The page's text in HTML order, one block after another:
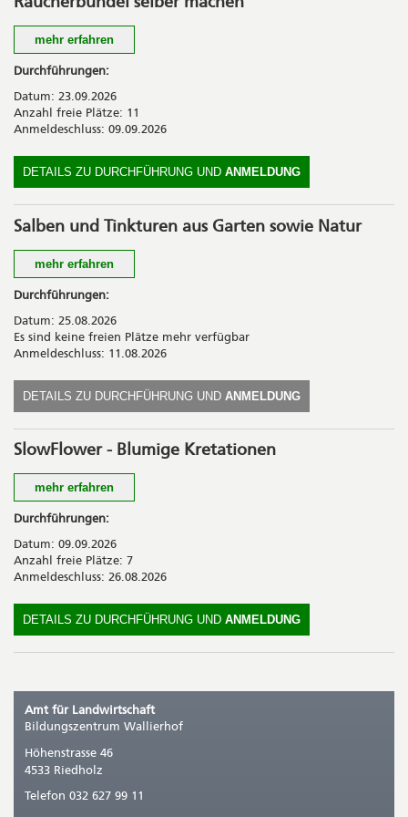
CHF 65.00 inkl. Lebensmittel
mehr erfahren
Der Zauber von Artemesia (Beifuss) – eine kraftvolle
für besondere Momente.
Kosten
CHF 69.00 inkl. Zwischenverpflegung
Durchführungen:
Datum: 23.09.2026
Anzahl freie Plätze: 11
Anmeldeschluss: 09.09.2026
DETAILS ZU DURCHFÜHRUNG UND ANMELDUNG
Salben und Tinkturen aus Garten sowie Natur
mehr erfahren
Entdecken Sie die Kraft heimischer Pflanzen. In diesem
aus Garten sowie Natur wohltuende Salben und Tinkturen
entstehen. Mit einfachen Rezepten und praktischen Tipps stellen
wir gemeinsam natürliche Produkte her.
Kosten
Durchführungen:
Datum: 25.08.2026
Es sind keine freien Plätze mehr verfügbar
Anmeldeschluss: 11.08.2026
DETAILS ZU DURCHFÜHRUNG UND ANMELDUNG
SlowFlower - Blumige Kretationen
mehr erfahren
Sie lernen, wie ein Blumenstrauss aufgebaut und fachgerecht
saisonalen und nachhaltigen Blumenstrauss mit Schnittblumen
aus dem Wallierhof-Garten.
Durchführungen:
Datum: 09.09.2026
Anzahl freie Plätze: 7
Anmeldeschluss: 26.08.2026
DETAILS ZU DURCHFÜHRUNG UND ANMELDUNG
Amt für Landwirtschaft
Bildungszentrum Wallierhof
Höhenstrasse 46
4533 Riedholz
Telefon 032 627 99 11